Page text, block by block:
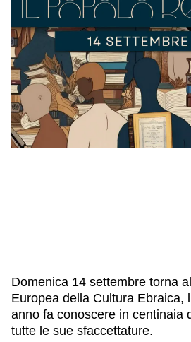
IL NOSTRO STAFF
EDUCAZIONE
SCUOLE
INSEGNANTI
GIOVANI, ADULTI
CULTURA EBRAICA
CAPIRE L’EBRAISMO
CALENDARIO & FESTIVITÀ
OGGETTI & SIMBOLI
IL CICLO DELLA VITA
#ITALIAEBRAICA
SHOAH
Domenica 14 settembre torna
Europea della Cultura Ebraica,
anno fa conoscere in centinaia
tutte le sue sfaccettature.